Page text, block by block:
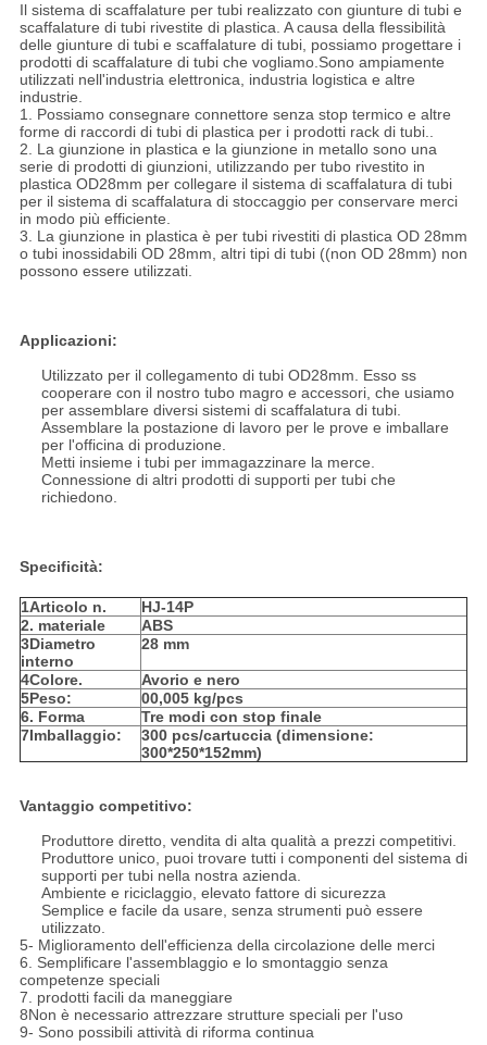
Il sistema di scaffalature per tubi realizzato con giunture di tubi e
scaffalature di tubi rivestite di plastica. A causa della flessibilità
delle giunture di tubi e scaffalature di tubi, possiamo progettare i
prodotti di scaffalature di tubi che vogliamo.Sono ampiamente
utilizzati nell'industria elettronica, industria logistica e altre
industrie.
1. Possiamo consegnare connettore senza stop termico e altre
forme di raccordi di tubi di plastica per i prodotti rack di tubi..
2. La giunzione in plastica e la giunzione in metallo sono una
serie di prodotti di giunzioni, utilizzando per tubo rivestito in
plastica OD28mm per collegare il sistema di scaffalatura di tubi
per il sistema di scaffalatura di stoccaggio per conservare merci
in modo più efficiente.
3. La giunzione in plastica è per tubi rivestiti di plastica OD 28mm
o tubi inossidabili OD 28mm, altri tipi di tubi ((non OD 28mm) non
possono essere utilizzati.
Applicazioni:
Utilizzato per il collegamento di tubi OD28mm. Esso ss
cooperare con il nostro tubo magro e accessori, che usiamo
per assemblare diversi sistemi di scaffalatura di tubi.
Assemblare la postazione di lavoro per le prove e imballare
per l'officina di produzione.
Metti insieme i tubi per immagazzinare la merce.
Connessione di altri prodotti di supporti per tubi che
richiedono.
Specificità:
1Articolo n.
HJ-14P
2. materiale
ABS
3Diametro
interno
28 mm
4Colore.
Avorio e nero
5Peso:
00,005 kg/pcs
6. Forma
Tre modi con stop finale
7Imballaggio:
300 pcs/cartuccia (dimensione:
300*250*152mm)
Vantaggio competitivo:
Produttore diretto, vendita di alta qualità a prezzi competitivi.
Produttore unico, puoi trovare tutti i componenti del sistema di
supporti per tubi nella nostra azienda.
Ambiente e riciclaggio, elevato fattore di sicurezza
Semplice e facile da usare, senza strumenti può essere
utilizzato.
5- Miglioramento dell'efficienza della circolazione delle merci
6. Semplificare l'assemblaggio e lo smontaggio senza
competenze speciali
7. prodotti facili da maneggiare
8Non è necessario attrezzare strutture speciali per l'uso
9- Sono possibili attività di riforma continua